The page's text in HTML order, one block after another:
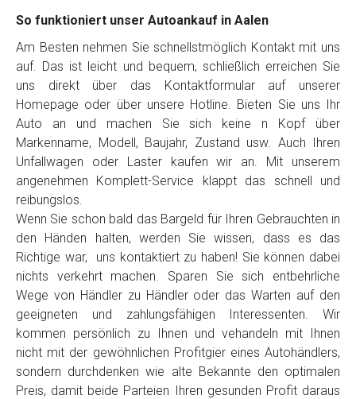
So funktioniert unser Autoankauf in Aalen
Am Besten nehmen Sie schnellstmöglich Kontakt mit uns
auf. Das ist leicht und bequem, schließlich erreichen Sie
uns direkt über das Kontaktformular auf unserer
Homepage oder über unsere Hotline. Bieten Sie uns Ihr
Auto an und machen Sie sich keine n Kopf über
Markenname, Modell, Baujahr, Zustand usw. Auch Ihren
Unfallwagen oder Laster kaufen wir an. Mit unserem
angenehmen Komplett-Service klappt das schnell und
reibungslos.
Wenn Sie schon bald das Bargeld für Ihren Gebrauchten in
den Händen halten, werden Sie wissen, dass es das
Richtige war, uns kontaktiert zu haben! Sie können dabei
nichts verkehrt machen. Sparen Sie sich entbehrliche
Wege von Händler zu Händler oder das Warten auf den
geeigneten und zahlungsfähigen Interessenten. Wir
kommen persönlich zu Ihnen und vehandeln mit Ihnen
nicht mit der gewöhnlichen Profitgier eines Autohändlers,
sondern durchdenken wie alte Bekannte den optimalen
Preis, damit beide Parteien Ihren gesunden Profit daraus